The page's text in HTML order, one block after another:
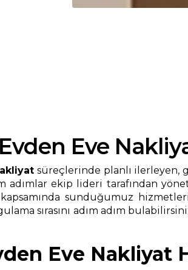
Eve
süreçlerinde planlı ilerleyen,
adımlar ekip lideri tarafından
kapsamında sunduğumuz
sırasını adım adım
Eve Nakliyat